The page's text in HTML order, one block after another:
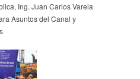
Ing. Juan Carlos Varela
Asuntos del Canal y